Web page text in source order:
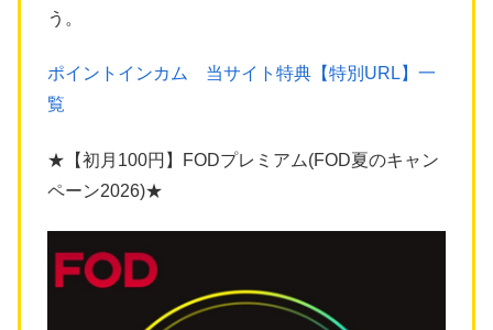
う。
ポイントインカム 当サイト特典【特別URL】一
覧
★【初月100円】FODプレミアム(FOD夏のキャン
ペーン2026)★